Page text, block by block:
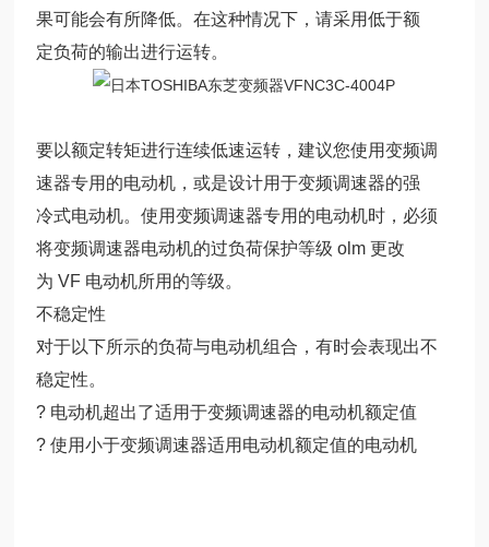
果可能会有所降低。在这种情况下，请采用低于额
定负荷的输出进行运转。
要以额定转矩进行连续低速运转，建议您使用变频调
速器专用的电动机，或是设计用于变频调速器的强
冷式电动机。使用变频调速器专用的电动机时，必须
将变频调速器电动机的过负荷保护等级 olm 更改
为 VF 电动机所用的等级。
不稳定性
对于以下所示的负荷与电动机组合，有时会表现出不
稳定性。
? 电动机超出了适用于变频调速器的电动机额定值
? 使用小于变频调速器适用电动机额定值的电动机